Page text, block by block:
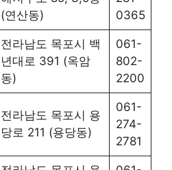
(연산동)
0365
전라남도 목포시 백
년대로 391 (옥암
동)
061-
802-
2200
전라남도 목포시 용
당로 211 (용당동)
061-
274-
2781